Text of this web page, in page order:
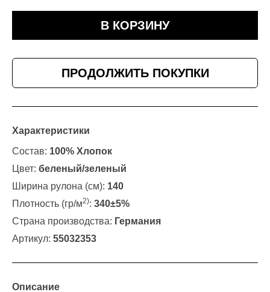
В КОРЗИНУ
ПРОДОЛЖИТЬ ПОКУПКИ
Характеристики
Состав: 100% Хлопок
Цвет: беленый/зеленый
Ширина рулона (см): 140
Плотность (гр/м2): 340±5%
Страна производства: Германия
Артикул: 55032353
Описание